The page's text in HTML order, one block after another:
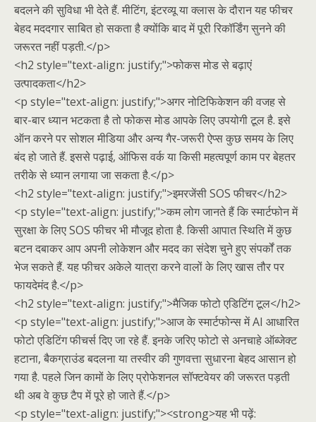
बदलने की सुविधा भी देते हैं. मीटिंग, इंटरव्यू या क्लास के दौरान यह फीचर
बेहद मददगार साबित हो सकता है क्योंकि बाद में पूरी रिकॉर्डिंग सुनने की
जरूरत नहीं पड़ती.</p>
<h2 style="text-align: justify;">फोकस मोड से बढ़ाएं
उत्पादकता</h2>
<p style="text-align: justify;">अगर नोटिफिकेशन की वजह से
बार-बार ध्यान भटकता है तो फोकस मोड आपके लिए उपयोगी टूल है. इसे
ऑन करने पर सोशल मीडिया और अन्य गैर-जरूरी ऐप्स कुछ समय के लिए
बंद हो जाते हैं. इससे पढ़ाई, ऑफिस वर्क या किसी महत्वपूर्ण काम पर बेहतर
तरीके से ध्यान लगाया जा सकता है.</p>
<h2 style="text-align: justify;">इमरजेंसी SOS फीचर</h2>
<p style="text-align: justify;">कम लोग जानते हैं कि स्मार्टफोन में
सुरक्षा के लिए SOS फीचर भी मौजूद होता है. किसी आपात स्थिति में कुछ
बटन दबाकर आप अपनी लोकेशन और मदद का संदेश चुने हुए संपर्कों तक
भेज सकते हैं. यह फीचर अकेले यात्रा करने वालों के लिए खास तौर पर
फायदेमंद है.</p>
<h2 style="text-align: justify;">मैजिक फोटो एडिटिंग टूल</h2>
<p style="text-align: justify;">आज के स्मार्टफोन्स में AI आधारित
फोटो एडिटिंग फीचर्स दिए जा रहे हैं. इनके जरिए फोटो से अनचाहे ऑब्जेक्ट
हटाना, बैकग्राउंड बदलना या तस्वीर की गुणवत्ता सुधारना बेहद आसान हो
गया है. पहले जिन कामों के लिए प्रोफेशनल सॉफ्टवेयर की जरूरत पड़ती
थी अब वे कुछ टैप में पूरे हो जाते हैं.</p>
<p style="text-align: justify;"><strong>यह भी पढ़ें: